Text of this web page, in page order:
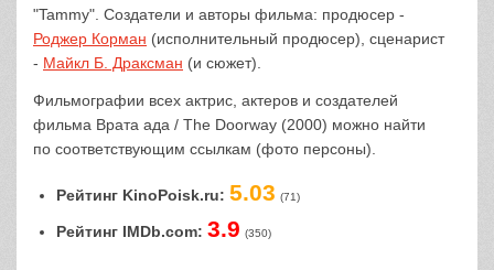
"Tammy". Создатели и авторы фильма: продюсер -
Роджер Корман (исполнительный продюсер), сценарист
- Майкл Б. Драксман (и сюжет).
Фильмографии всех актрис, актеров и создателей
фильма Врата ада / The Doorway (2000) можно найти
по соответствующим ссылкам (фото персоны).
Рейтинг KinoPoisk.ru: 5.03 (71)
Рейтинг IMDb.com: 3.9 (350)